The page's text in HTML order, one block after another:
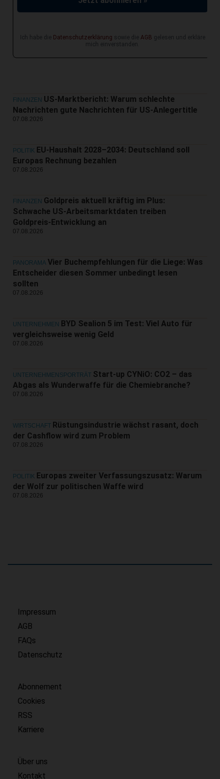
Ich habe die Datenschutzerklärung sowie die AGB gelesen und erkläre
mich einverstanden.
FINANZEN US-Marktbericht: Warum schlechte
Nachrichten gute Nachrichten für US-Anlegertitle
07.08.2026
POLITIK EU-Haushalt 2028–2034: Deutschland soll
Europas Rechnung bezahlen
07.08.2026
FINANZEN Goldpreis aktuell kräftig im Plus:
Schwache US-Arbeitsmarktdaten treiben
Goldpreis-Entwicklung an
07.08.2026
PANORAMA Vier Buchempfehlungen für die Liege: Was
Entscheider diesen Sommer unbedingt lesen
sollten
07.08.2026
UNTERNEHMEN BYD Sealion 5 im Test: Viel Auto für
vergleichsweise wenig Geld
07.08.2026
UNTERNEHMENSPORTRÄT Start-up CYNiO: CO2 – das
Abgas als Wunderwaffe für die Chemiebranche?
07.08.2026
WIRTSCHAFT Rüstungsindustrie wächst rasant, doch
der Cashflow wird zum Problem
07.08.2026
POLITIK Europas zweiter Verfassungszusatz: Warum
der Wolf zur politischen Waffe wird
07.08.2026
Impressum
AGB
FAQs
Datenschutz
Abonnement
Cookies
RSS
Karriere
Über uns
Kontakt